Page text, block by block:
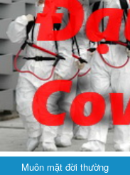
Muôn mặt đời thường